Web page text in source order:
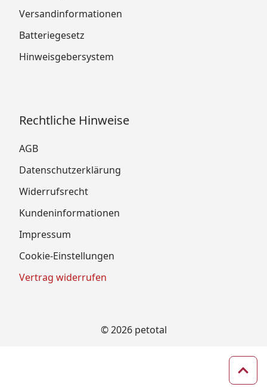
Versandinformationen
Batteriegesetz
Hinweisgebersystem
Rechtliche Hinweise
AGB
Datenschutzerklärung
Widerrufsrecht
Kundeninformationen
Impressum
Cookie-Einstellungen
Vertrag widerrufen
© 2026 petotal